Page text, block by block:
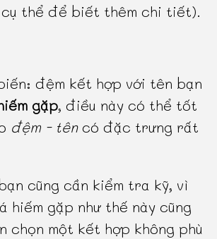
thể để biết thêm chi tiết).
đệm kết hợp với tên bạn
gặp, điều này có thể tốt
đệm - têncó đặc trưng rất
cũng cần kiểm tra kỹ, vì
hiếm gặp như thế này cũng
chọn một kết hợp không phù